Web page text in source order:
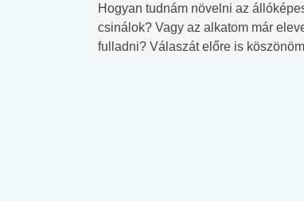
Hogyan tudnám növelni az
csinálok? Vagy az alkatom már
fulladni? Válaszát előre is